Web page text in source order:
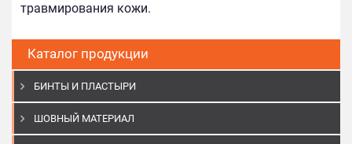
Каталог продукции
БИНТЫ И ПЛАСТЫРИ
ШОВНЫЙ МАТЕРИАЛ
травмирования кожи.